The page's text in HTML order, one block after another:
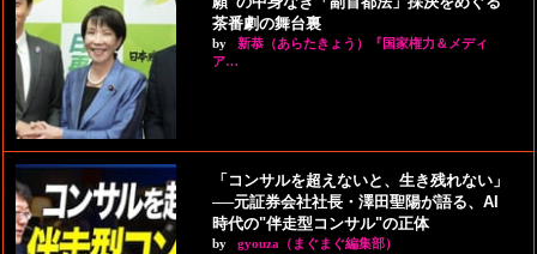
茶番劇の舞台裏
by
新恭（あらたきょう）『国家権力＆メディ
ア…
「コンサルを超えないと、生き残れない」
──元証券会社社長・澤田聖陽が語る、AI
時代の"伴走型コンサル"の正体
by gyouza（まぐまぐ編集部）